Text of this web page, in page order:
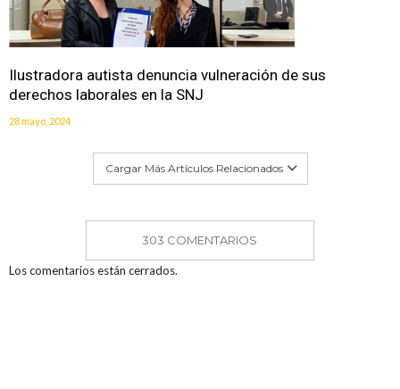
Ilustradora autista denuncia vulneración de sus
derechos laborales en la SNJ
28 mayo, 2024
Cargar Más Artículos Relacionados
303 COMENTARIOS
Los comentarios están cerrados.